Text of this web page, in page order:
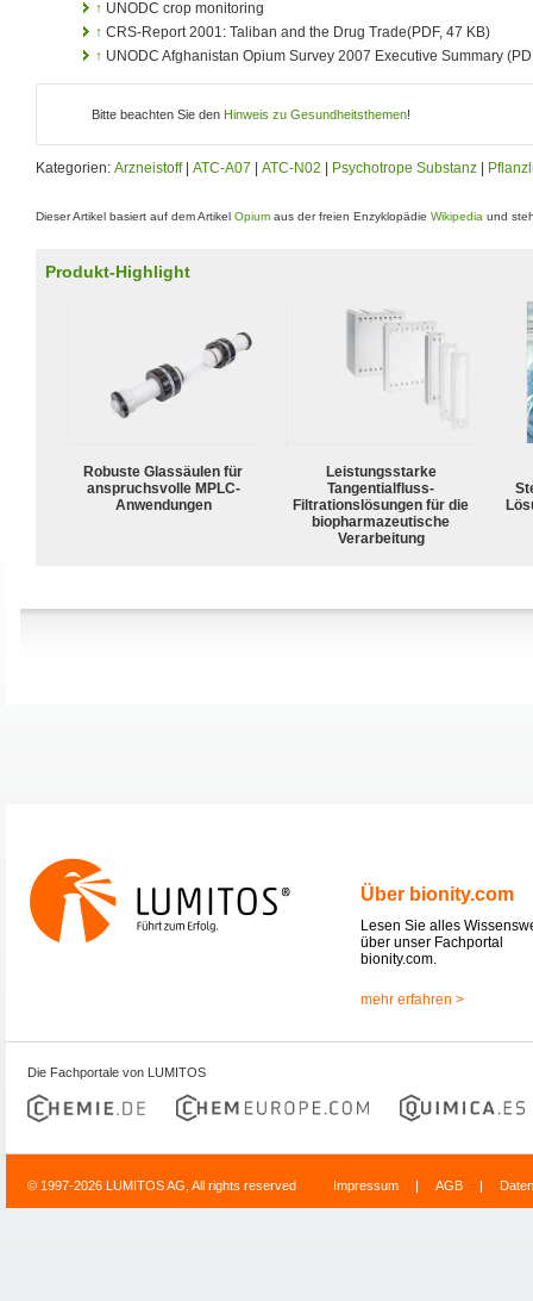
↑ UNODC crop monitoring
↑ CRS-Report 2001: Taliban and the Drug Trade(PDF, 47 KB)
↑ UNODC Afghanistan Opium Survey 2007 Executive Summary
Bitte beachten Sie den Hinweis zu Gesundheitsthemen!
Kategorien: Arzneistoff| ATC-A07 ATC-N02 Psychotrope Substanz
Dieser Artikel basiert auf dem Artikel Opium aus der freien Enzyklopädie Wikipedia und
Produkt-Highlight
Robuste Glassäulen für
anspruchsvolle MPLC-
Anwendungen
Leistungsstarke
Tangentialfluss-
Filtrationslösungen für die
biopharmazeutische
Verarbeitung
Über bionity.com
Lesen Sie alles
über unser Fachportal
bionity.com.
mehr erfahren >
Die Fachportale von LUMITOS
© 1997-2026 LUMITOS AG, All rights reserved Impressum | AGB |